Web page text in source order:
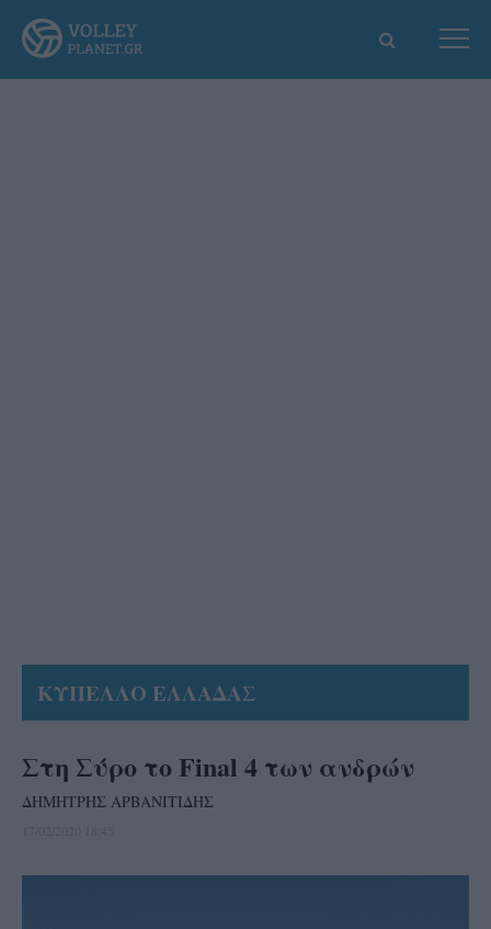
ΚΥΠΕΛΛΟ ΕΛΛΑΔΑΣ
Στη Σύρο το Final 4 των ανδρών
ΔΗΜΗΤΡΗΣ ΑΡΒΑΝΙΤΙΔΗΣ